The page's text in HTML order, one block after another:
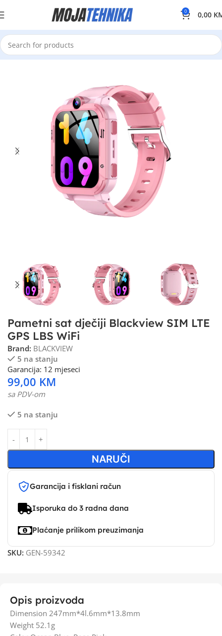
0 0,00
Pametni sat dječiji Blackview SIM LTE
GPS LBS WiFi
Brand: BLACKVIEW
5 na stanju
Garancija: 12 mjeseci
99,00 KM
sa PDV-om
5 na stanju
NARUČI
Garancija i fisklani račun
Isporuka do 3 radna dana
Plaćanje prilikom preuzimanja
SKU: GEN-59342
Opis proizvoda
Dimension 247mm*4l.6mm*13.8mm
Weight 52.1g